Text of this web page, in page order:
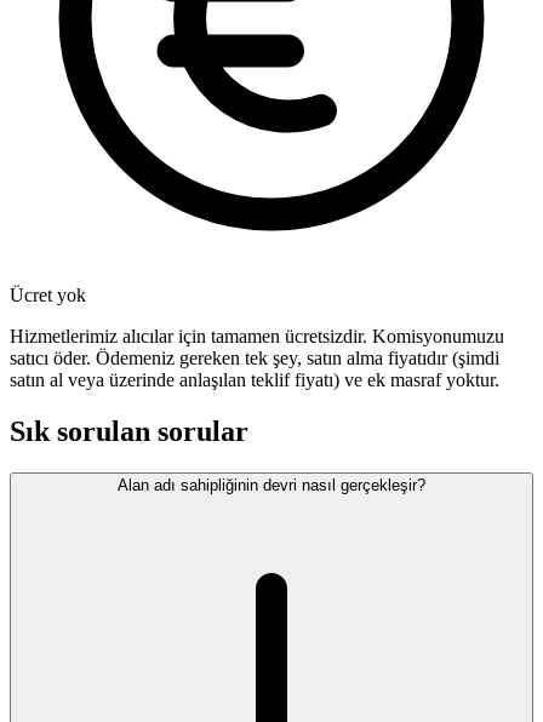
Ücret yok
Hizmetlerimiz alıcılar için tamamen ücretsizdir. Komisyonumuzu
satıcı öder. Ödemeniz gereken tek şey, satın alma fiyatıdır (şimdi
satın al veya üzerinde anlaşılan teklif fiyatı) ve ek masraf yoktur.
Sık sorulan sorular
Alan adı sahipliğinin devri nasıl gerçekleşir?